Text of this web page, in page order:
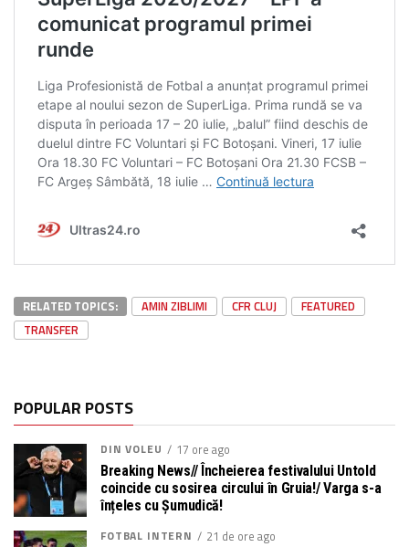
RELATED TOPICS: AMIN ZIBLIMI CFR CLUJ
FEATURED
TRANSFER
POPULAR POSTS
DIN VOLEU 17 ore ago
Breaking News// Încheierea festivalului Untold
coincide cu sosirea circului în Gruia!/ Varga s-a
înțeles cu Șumudică!
FOTBAL INTERN
21 de ore ago